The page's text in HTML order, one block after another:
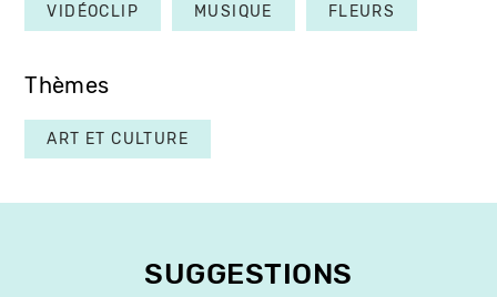
VIDÉOCLIP MUSIQUE FLEURS
Thèmes
ART ET CULTURE
SUGGESTIONS